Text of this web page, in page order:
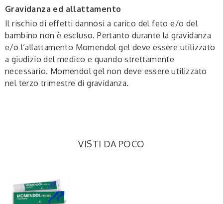
Gravidanza ed allattamento
Il rischio di effetti dannosi a carico del feto e/o del
bambino non è escluso. Pertanto durante la gravidanza
e/o l’allattamento Momendol gel deve essere utilizzato
a giudizio del medico e quando strettamente
necessario. Momendol gel non deve essere utilizzato
nel terzo trimestre di gravidanza.
VISTI DA POCO